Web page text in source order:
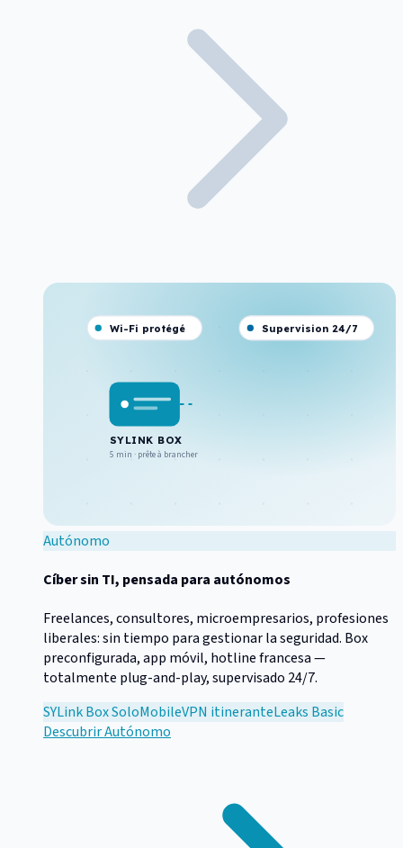
SYLINK BOX
5 min · prête à brancher
Wi-Fi protégé Supervision 24/7
Autónomo
Cíber sin TI, pensada para autónomos
Freelances, consultores, microempresarios, profesiones
liberales: sin tiempo para gestionar la seguridad. Box
preconfigurada, app móvil, hotline francesa —
totalmente plug-and-play, supervisado 24/7.
SYLink Box SoloMobileVPN itineranteLeaks Basic
DescubrirAutónomo